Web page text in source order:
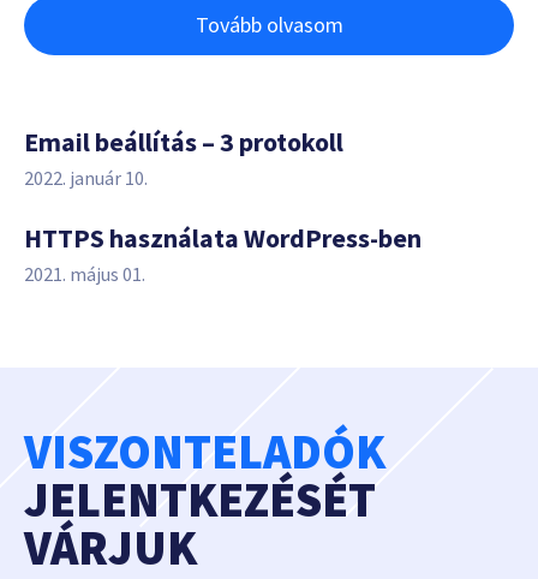
Tovább olvasom
Email beállítás – 3 protokoll
2022. január 10.
HTTPS használata WordPress-ben
2021. május 01.
VISZONTELADÓK
JELENTKEZÉSÉT
VÁRJUK